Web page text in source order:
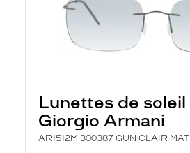
Lunettes de soleil
Giorgio Armani
AR1512M 300387 GUN CLAIR MAT